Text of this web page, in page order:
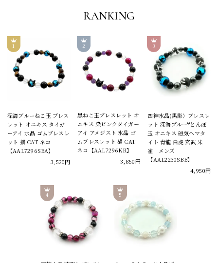
RANKING
深海ブルーねこ玉 ブレス
レット オニキス タイガ
ーアイ 水晶 ゴムブレスレ
ット 猫 CAT ネコ
【AAL7296SBA】
3,520円
黒ねこ玉ブレスレット オ
ニキス 染ピンクタイガー
アイ アメジスト 水晶 ゴ
ムブレスレット 猫 CAT
ネコ【AAL7296KR】
3,850円
四神水晶(黒彫）ブレスレ
ット 深海ブルー®とんぼ
玉 オニキス 磁気ヘマタ
イト 青龍 白虎 玄武 朱
雀 メンズ
【AAL2230SBB】
4,950円